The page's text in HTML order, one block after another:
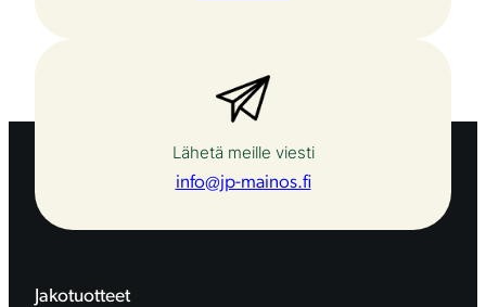
Lähetä meille viesti
info@jp-mainos.fi
Jakotuotteet